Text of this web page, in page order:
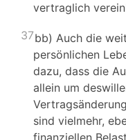
vertraglich
37bb) Auch die
persönlichen
dazu, dass die
allein um
sind vielmehr,
finanziellen